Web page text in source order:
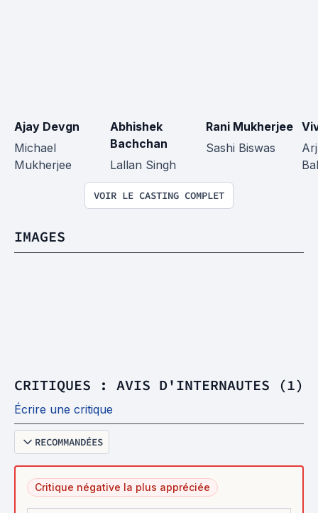
Ajay Devgn
Michael
Mukherjee
Abhishek
Bachchan
Lallan Singh
Rani Mukherjee
Sashi Biswas
VOIR LE CASTING COMPLET
IMAGES
CRITIQUES : AVIS D'INTERNAUTES (1)
Écrire une critique
RECOMMANDÉES
Critique négative la plus appréciée